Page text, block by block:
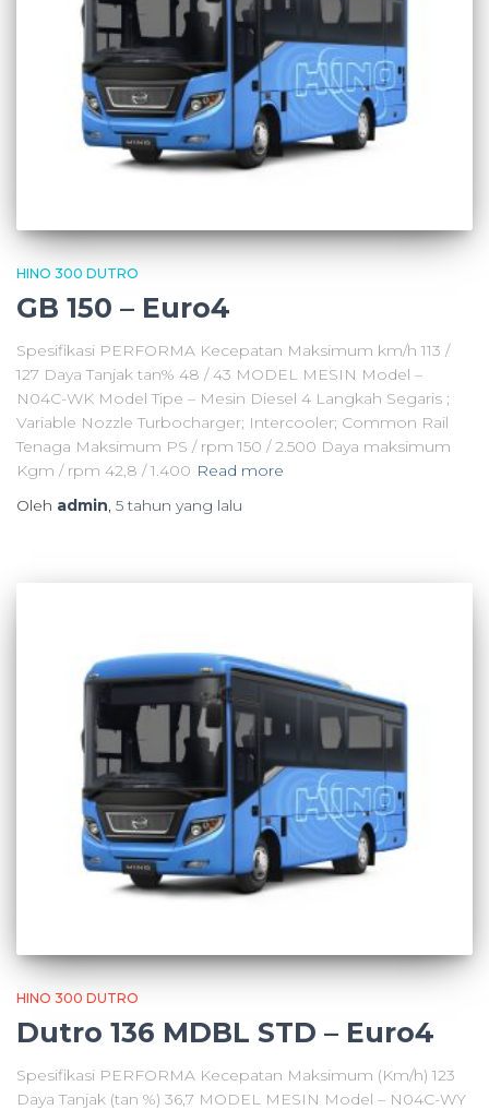
HINO 300 DUTRO
GB 150 – Euro4
Spesifikasi PERFORMA Kecepatan Maksimum km/h 113 /
127 Daya Tanjak tan% 48 / 43 MODEL MESIN Model –
N04C-WK Model Tipe – Mesin Diesel 4 Langkah Segaris ;
Variable Nozzle Turbocharger; Intercooler; Common Rail
Tenaga Maksimum PS / rpm 150 / 2.500 Daya maksimum
Kgm / rpm 42,8 / 1.400 Read more
Oleh admin 5 tahun yang lalu
HINO 300 DUTRO
Dutro 136 MDBL STD – Euro4
Spesifikasi PERFORMA Kecepatan Maksimum (Km/h) 123
Daya Tanjak (tan %) 36,7 MODEL MESIN Model – N04C-WY